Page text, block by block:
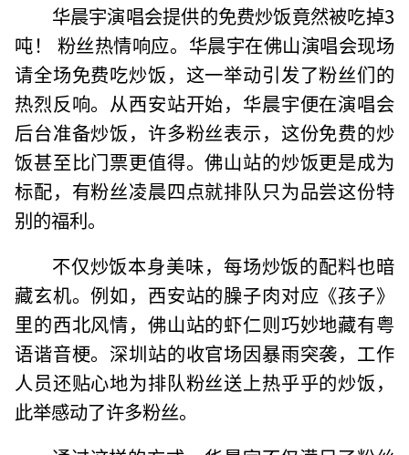
华晨宇演唱会提供的免费炒饭竟然被吃掉3
吨！ 粉丝热情响应。华晨宇在佛山演唱会现场
请全场免费吃炒饭，这一举动引发了粉丝们的
热烈反响。从西安站开始，华晨宇便在演唱会
后台准备炒饭，许多粉丝表示，这份免费的炒
饭甚至比门票更值得。佛山站的炒饭更是成为
标配，有粉丝凌晨四点就排队只为品尝这份特
别的福利。
不仅炒饭本身美味，每场炒饭的配料也暗
藏玄机。例如，西安站的臊子肉对应《孩子》
里的西北风情，佛山站的虾仁则巧妙地藏有粤
语谐音梗。深圳站的收官场因暴雨突袭，工作
人员还贴心地为排队粉丝送上热乎乎的炒饭，
此举感动了许多粉丝。